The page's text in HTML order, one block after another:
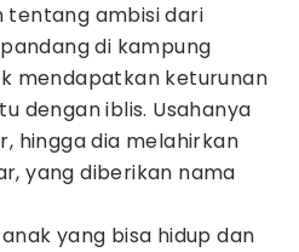
tentang ambisi dari
di kampung
mendapatkan keturunan
dengan iblis. Usahanya
hingga dia melahirkan
yang diberikan nama
yang bisa hidup dan